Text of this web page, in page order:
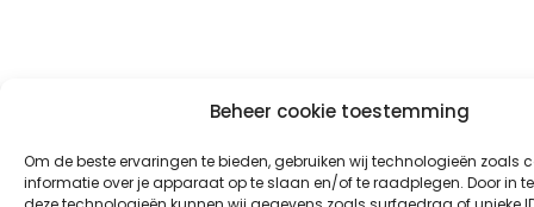
Beheer cookie toestemming
Om de beste ervaringen te bieden, gebruiken wij technologieën zoals
informatie over je apparaat op te slaan en/of te raadplegen. Door in